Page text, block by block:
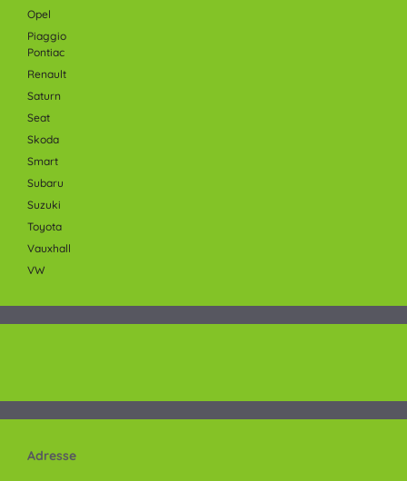
Opel
Piaggio
Pontiac
Renault
Saturn
Seat
Skoda
Smart
Subaru
Suzuki
Toyota
Vauxhall
VW
Adresse